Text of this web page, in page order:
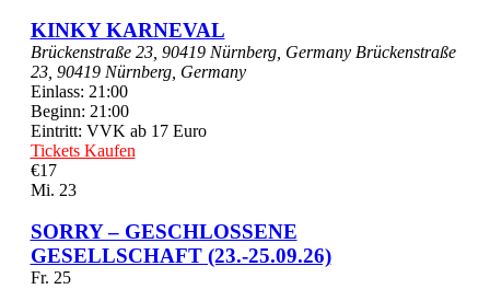
KINKY KARNEVAL
Brückenstraße 23, 90419 Nürnberg, Germany Brückenstraße
23, 90419 Nürnberg, Germany
Einlass: 21:00
Beginn: 21:00
Eintritt: VVK ab 17 Euro
Tickets Kaufen
€17
Mi. 23
SORRY – GESCHLOSSENE
GESELLSCHAFT (23.-25.09.26)
Fr. 25